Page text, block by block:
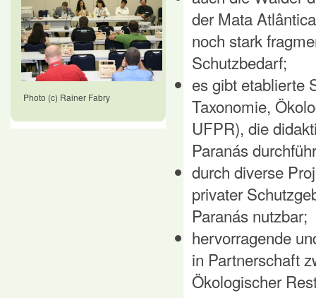
der Mata
noch stark
Schutzbedarf;
es gibt etablierte
Taxonomie,
UFPR), die
Paranás
durch diverse
privater
Paranás nutzbar;
hervorragende
in Partnerschaft
Ökologischer
Photo (c) Rainer Fabry